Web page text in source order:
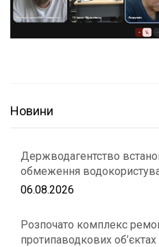
Новини
Держводагентство
обмеження
06.08.2026
Розпочато комплекс
протипаводкових об’єктах